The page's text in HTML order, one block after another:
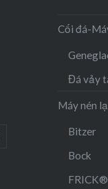
Cối đá-
Đá vảy
Máy nén
Bitzer
Bock
FRICK®